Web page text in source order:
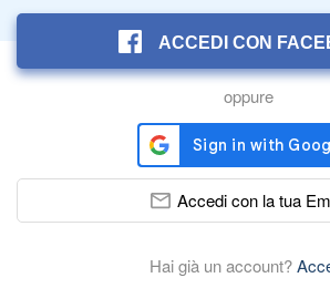
ACCEDI CON
oppure
Accedi con la tua
Hai già un account?